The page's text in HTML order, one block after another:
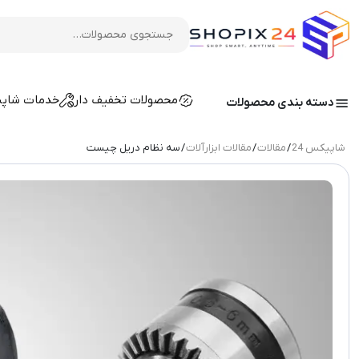
دسته بندی محصولات محصولات تخفیف دار خدمات
شاپیکس 24 /مقالات/مقالات ابزارآلات/ سه نظام دریل چیست